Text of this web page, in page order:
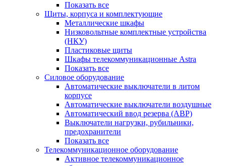
Показать все
Щиты, корпуса и комплектующие
Металлические шкафы
Низковольтные комплектные устройства
(НКУ)
Пластиковые щиты
Шкафы телекоммуникационные Astra
Показать все
Силовое оборудование
Автоматические выключатели в литом
корпусе
Автоматические выключатели воздушные
Автоматический ввод резерва (АВР)
Выключатели нагрузки, рубильники,
предохранители
Показать все
Телекоммуникационное оборудование
Активное телекоммуникационное